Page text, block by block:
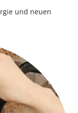
und neuen